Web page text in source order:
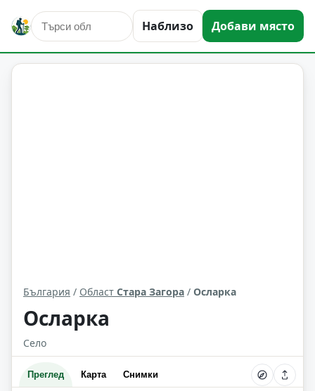
Наблизо Добави място
Осларка Област: Стара Загора
България / Област Стара Загора / Осларка
Осларка
Село
Преглед Карта Снимки